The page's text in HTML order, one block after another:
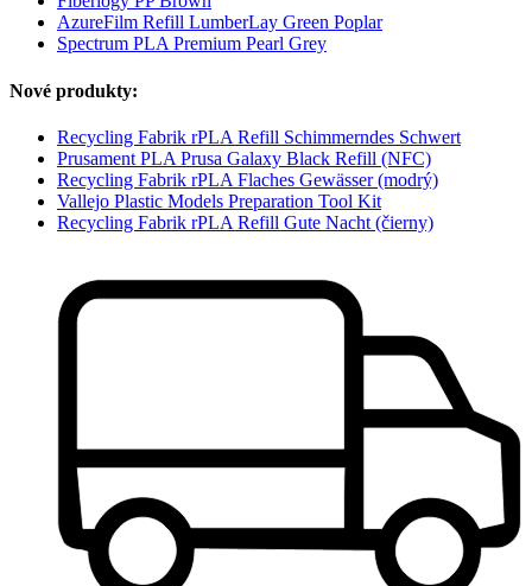
AzureFilm Refill LumberLay Green Poplar
Spectrum PLA Premium Pearl Grey
Nové produkty:
Recycling Fabrik rPLA Refill Schimmerndes Schwert
Prusament PLA Prusa Galaxy Black Refill (NFC)
Recycling Fabrik rPLA Flaches Gewässer (modrý)
Vallejo Plastic Models Preparation Tool Kit
Recycling Fabrik rPLA Refill Gute Nacht (čierny)